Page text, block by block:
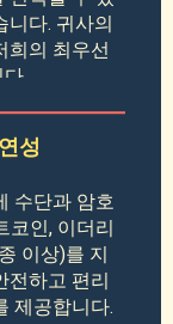
니다. 귀사의
희의 최우선
.
성
수단과 암호
코인, 이더리
이상)를 지
전하고 편리
제공합니다.